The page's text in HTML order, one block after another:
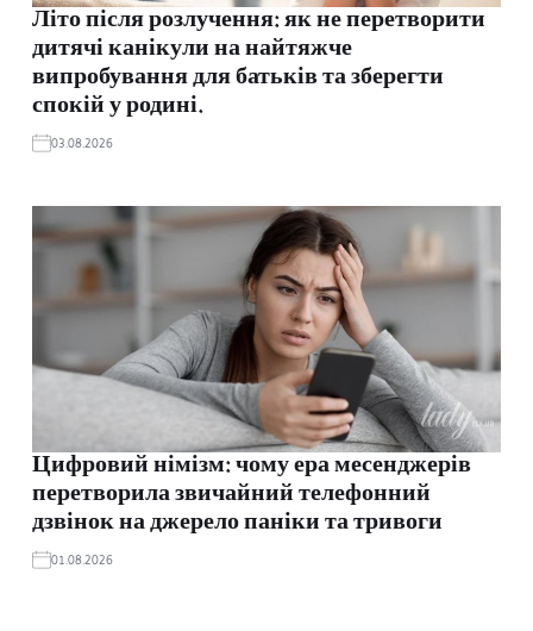
Літо після розлучення: як не перетворити
дитячі канікули на найтяжче
випробування для батьків та зберегти
спокій у родині.
03.08.2026
Цифровий німізм: чому ера месенджерів
перетворила звичайний телефонний
дзвінок на джерело паніки та тривоги
01.08.2026